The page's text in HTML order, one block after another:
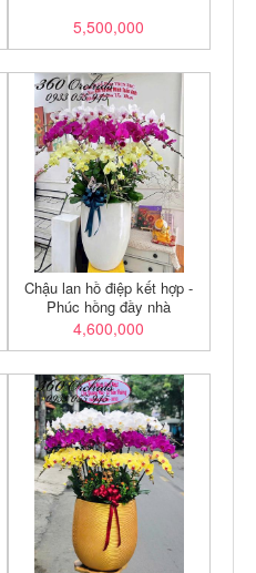
5,500,000
Chậu lan hồ điệp kết hợp -
Phúc hồng đầy nhà
4,600,000